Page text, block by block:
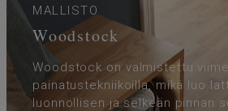
MALLISTO
Woodstock
Woodstock on valmistettu
painatustekniikoilla, mikä luo
luonnollisen ja selkeän pinnan